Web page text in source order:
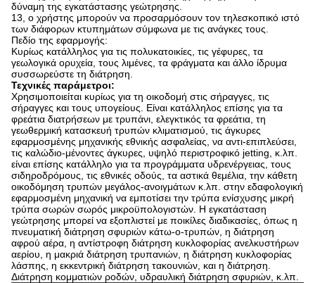
δύναμη της εγκατάστασης γεώτρησης.
13, ο χρήστης μπορούν να προσαρμόσουν τον τηλεσκοπικό ιστό
των διάφορων κτυπημάτων σύμφωνα με τις ανάγκες τους.
Πεδίο της εφαρμογής:
Κυρίως κατάλληλος για τις πολυκατοικίες, τις γέφυρες, τα
γεωλογικά ορυχεία, τους λιμένες, τα φράγματα και άλλο ίδρυμα
συσσωρεύστε τη διάτρηση.
Τεχνικές παράμετροι:
Χρησιμοποιείται κυρίως για τη οικοδομή στις σήραγγες, τις
σήραγγες και τους υπογείους. Είναι κατάλληλος επίσης για τα
φρεάτια διατρήσεων με τρυπάνι, ελεγκτικός τα φρεάτια, τη
γεωθερμική κατασκευή τρυπών κλιματισμού, τις άγκυρες
εφαρμοσμένης μηχανικής εθνικής ασφαλείας, να αντι-επιπλεύσει,
τις καλώδιο-μένοντες άγκυρες, υψηλό περιστροφικό jetting, κ.λπ.
είναι επίσης κατάλληλο για τα προγράμματα υδρενέργειας, τους
σιδηροδρόμους, τις εθνικές οδούς, τα αστικά θεμέλια, την κάθετη
οικοδόμηση τρυπών μεγάλος-ανοιγμάτων κ.λπ. στην εδαφολογική
εφαρμοσμένη μηχανική να εμποτίσει την τρύπα ενίσχυσης μικρή
τρύπα σωρών σωρός μικροϋπολογιστών. Η εγκατάσταση
γεώτρησης μπορεί να εξοπλιστεί με ποικίλες διαδικασίες, όπως η
πνευματική διάτρηση σφυριών κάτω-ο-τρυπών, η διάτρηση
αφρού αέρα, η αντίστροφη διάτρηση κυκλοφορίας ανελκυστήρων
αερίου, η μακριά διάτρηση τρυπανιών, η διάτρηση κυκλοφορίας
λάσπης, η εκκεντρική διάτρηση τακουνιών, και η διάτρηση.
Διάτρηση κομματιών ροδών, υδραυλική διάτρηση σφυριών, κ.λπ.